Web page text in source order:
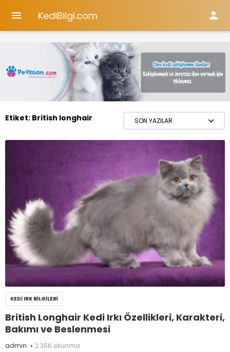
 KediBilgi.com 
Etiket: British longhair
KEDI IRK BILGILERI
British Longhair Kedi Irkı Özellikleri, Karakteri,
Bakımı ve Beslenmesi
admin 2.356 okunma